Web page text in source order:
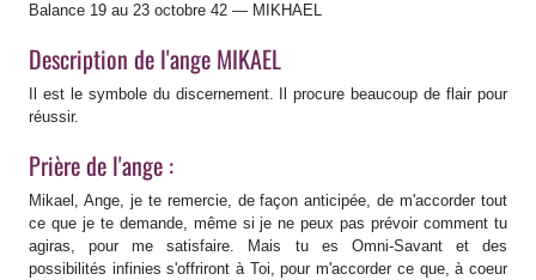
Balance 19 au 23 octobre 42 — MIKHAEL
Description de l'ange MIKAEL
Il est le symbole du discernement. Il procure beaucoup de flair pour
réussir.
Prière de l'ange :
Mikael, Ange, je te remercie, de façon anticipée, de m'accorder tout
ce que je te demande, même si je ne peux pas prévoir comment tu
agiras, pour me satisfaire. Mais tu es Omni-Savant et des
possibilités infinies s'offriront à Toi, pour m'accorder ce que, à coeur